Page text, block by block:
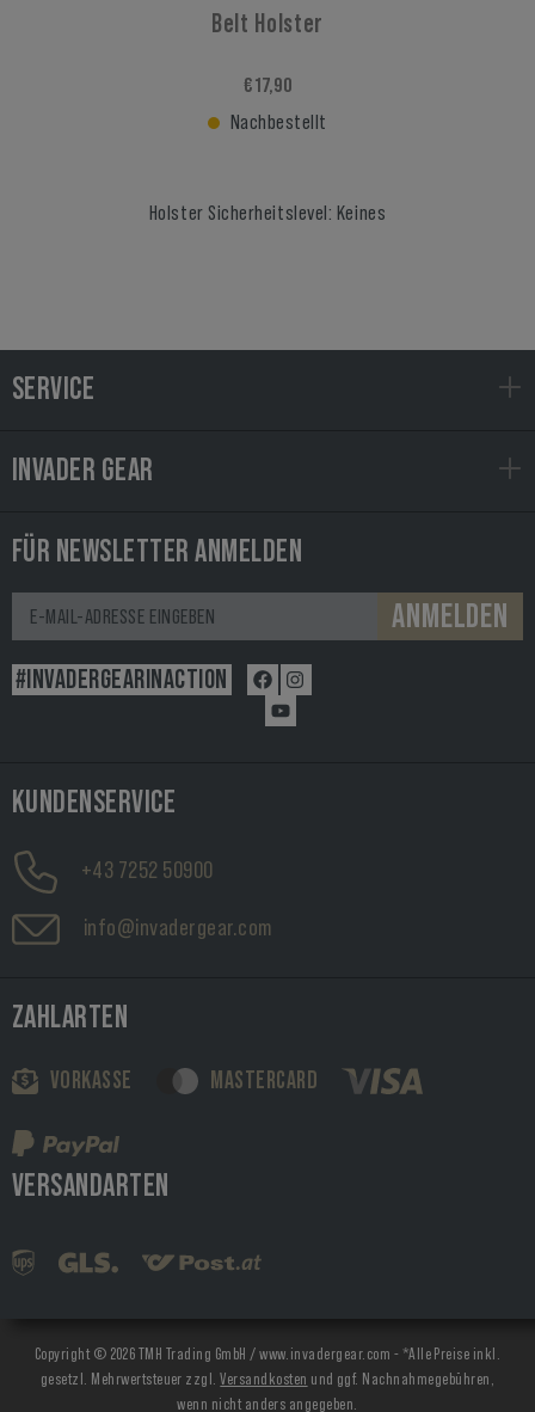
Belt Holster
€ 17,90
Nachbestellt
Holster Sicherheitslevel: Keines
SERVICE
INVADER GEAR
FÜR NEWSLETTER ANMELDEN
ANMELDEN
#INVADERGEARINACTION
KUNDENSERVICE
+43 7252 50900
info@invadergear.com
ZAHLARTEN
VORKASSE MASTERCARD
VERSANDARTEN
Copyright © 2026 TMH Trading GmbH / www.invadergear.com - *Alle Preise inkl.
gesetzl. Mehrwertsteuer zzgl.Versandkosten und ggf. Nachnahmegebühren,
wenn nicht anders angegeben.